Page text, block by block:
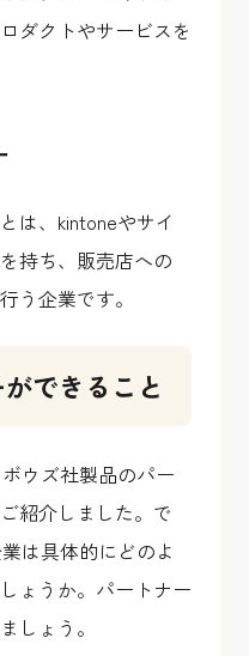
ダクトやサービスを
は、kintoneやサイ
持ち、販売店への
う企業です。
できること
ウズ社製品のパー
紹介しました。で
は具体的にどのよ
ょうか。パートナー
しょう。